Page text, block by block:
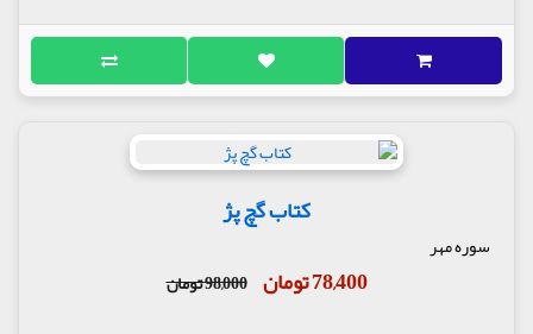
کتاب گچ پژ
سوره مهر
78,400 تومان 98,000 تومان